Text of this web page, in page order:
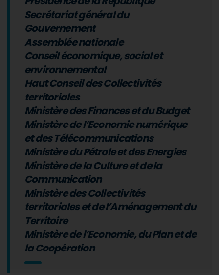
Secrétariat général du
Gouvernement
Assemblée nationale
Conseil économique, social et
environnemental
Haut Conseil des Collectivités
territoriales
Ministère des Finances et du Budget
Ministère de l’Economie numérique
et des Télécommunications
Ministère du Pétrole et des Energies
Ministère de la Culture et de la
Communication
Ministère des Collectivités
territoriales et de l’Aménagement du
Territoire
Ministère de l’Economie, du Plan et de
la Coopération